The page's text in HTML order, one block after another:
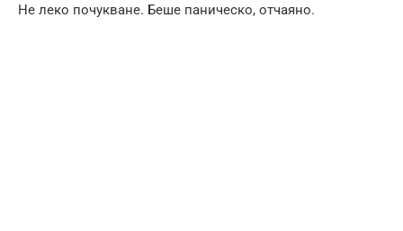
Не леко почукване. Беше паническо, отчаяно.